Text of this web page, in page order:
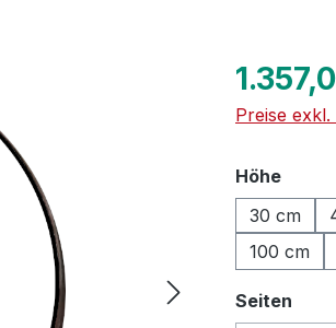
Regulärer
Preise
Höhe
30 cm
100 cm
Seiten